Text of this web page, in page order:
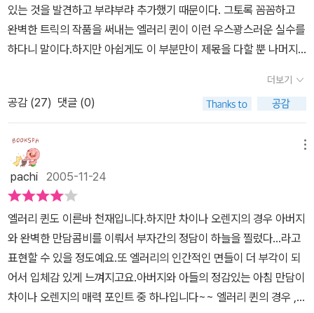
있는 것을 발견하고 부랴부랴 추가했기 때문이다. 그토록 꼼꼼하고
완벽한 트릭의 작품을 써내는 엘러리 퀸이 이런 우스꽝스러운 실수를
하다니 말이다.하지만 아쉽게도 이 부분만이 제몫을 다할 뿐 나머지
할 수 있는 퀸의 이번 작품에 등장하는 트릭은 '명탐정 코난'의 방식이
다. 끈과 기구, 공간배치, 수학적 계산이 등장하는 트릭은 지나치게 복
잡하기만 하다. 정교하게 쌓아올린 트릭을 한순간에 허물어뜨리는 카
타르시스를 느끼기엔 너무 복잡하기만 하다.뒷표지의 '밀실살인사건
불후의 초1급 명작'은 명백히 과장된 찬사다. '노란방의 비밀'처럼 간
단한 방식으로 밀실살인을 만들어내는 작품이야말로 초1급 명작이기
때문이다.'차이나 오렌지의 비밀'에는 '이집트 십자가의 비밀'에서처
럼 폭발적인 추격도 없고, '그리스 관의 비밀'처럼 반전의 반전이 거듭
되지도 않는다.'우연이라는 걸 싫어'하는 엘러리 퀸의 성격에는 잘 어
울리는 작품이었지만 추리소설로서의 재미는 기대에 못미치는 작품
이다.
더보기
공감 (27) 댓글 (0)
pachi 2005-11-24
엘러리 퀸도 이른바 천재입니다.하지만 차이나 오렌지의 경우 아버지
와 완벽한 만담콤비를 이뤄서 부자간의 정담이 하늘을 찔렀다...라고
표현할 수 있을 정도예요.또 엘러리의 인간적인 면들이 더 부각이 되
어서 입체감 있게 느껴지고요.아버지와 아들의 정감있는 아침 만담이
차이나 오렌지의 매력 포인트 중 하나입니다~~ 엘러리 퀸의 경우 ,